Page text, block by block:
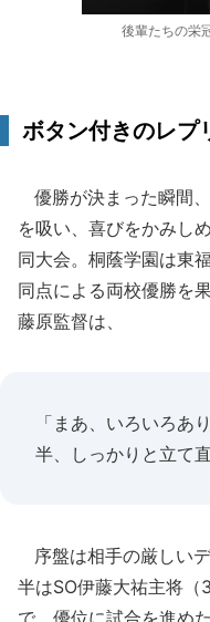
後輩たちの栄
ボタン付きのレプ
優勝が決まった瞬間
を吸い、喜びをかみし
同大会。桐蔭学園は東
同点による両校優勝を
藤原監督は、
「まあ、いろいろあ
半、しっかりと立て直
序盤は相手の厳しい
半はSO伊藤大祐主将（
で、優位に試合を進めた